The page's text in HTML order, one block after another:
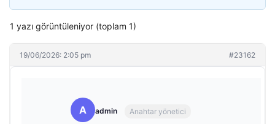
1 yazı görüntüleniyor (toplam 1)
19/06/2026: 2:05 pm #23162
A admin Anahtar yönetici